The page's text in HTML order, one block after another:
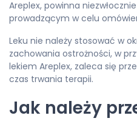
Areplex, powinna
prowadzącym w celu
Leku nie należy stosować w
zachowania ostrożności, w
lekiem Areplex, zaleca się
czas trwania terapii.
Jak należy